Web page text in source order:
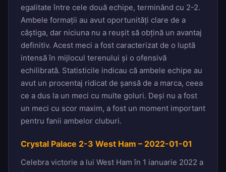
egalitate între cele două echipe, terminând cu 2-2.
Ambele formații au avut oportunități clare de a
câștiga, dar niciuna nu a reușit să obțină un avantaj
definitiv. Acest meci a fost caracterizat de o luptă
intensă în mijlocul terenului și o ofensivă
echilibrată. Statisticile indicau că ambele echipe au
avut un procentaj ridicat de șansă de a marca, ceea
ce a dus la un meci cu multe goluri. Deși nu a fost
un meci cu scor maxim, a fost un moment important
pentru fanii ambelor cluburi.
Crystal Palace 2-3 West Ham – 2022-01-01
Celebra victorie a lui West Ham în 1 ianuarie 2022 a